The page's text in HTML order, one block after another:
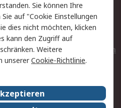
Datenschutz
Zahlungsbedingungen
Entsorgung
Elektrogeräte/Batterien
RS weltweit
Sie können Ihre
auf "Cookie Einstellungen
dies nicht möchten, klicken
kann den Zugriff auf
Weitere
unsererCookie-Richtlinie.